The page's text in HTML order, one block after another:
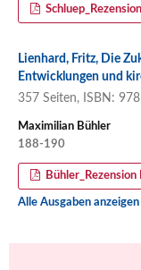
Lienhard, Fritz, Die
Entwicklungen und
357 Seiten, ISBN:
Maximilian Bühler
188-190
Alle Ausgaben anzeigen